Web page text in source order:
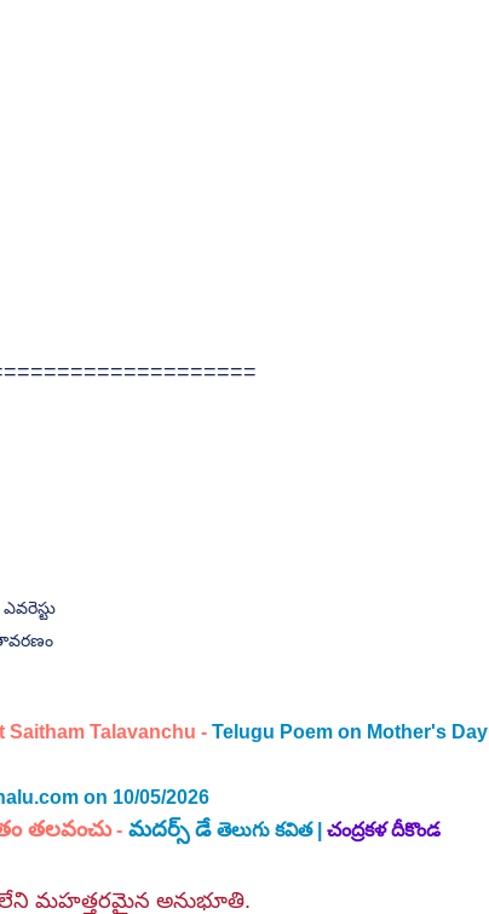
Saitham Talavanchu - Telugu Poem on Mother's Day |
on 10/05/2026
తలవంచు - మదర్స్ డే తెలుగు కవిత | చంద్రకళ దీకొండ
మహత్తరమైన అనుభూతి.